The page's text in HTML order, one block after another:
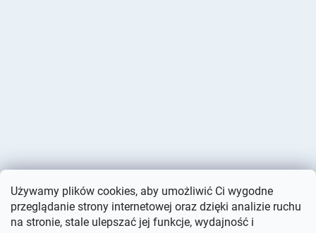
Używamy plików cookies, aby umożliwić Ci wygodne
przeglądanie strony internetowej oraz dzięki analizie ruchu
na stronie, stale ulepszać jej funkcje, wydajność i